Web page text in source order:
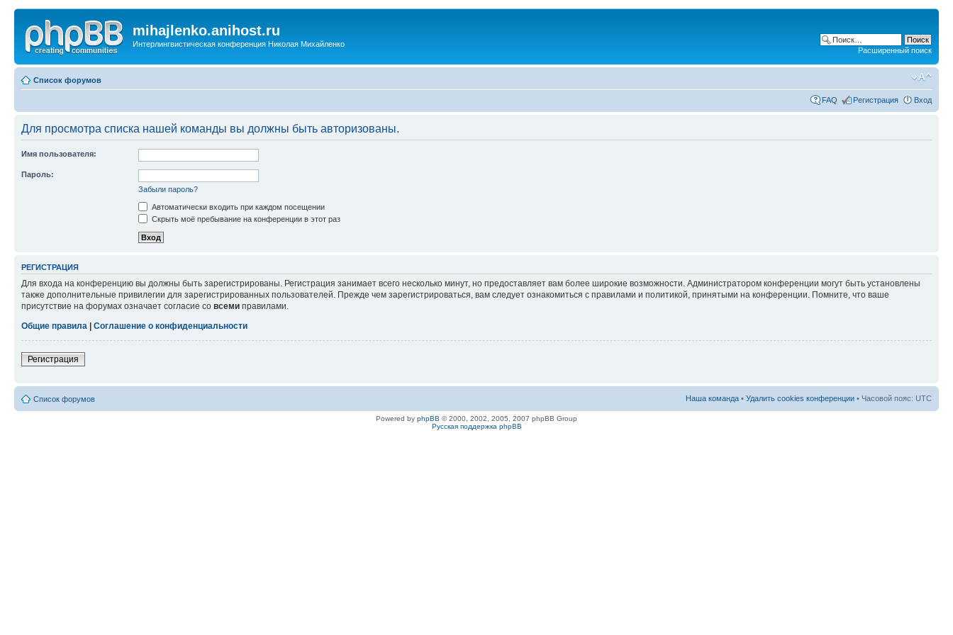
mihajlenko.anihost.ru
Интерлингвистическая конференция Николая Михайленко
Расширенный поиск
Список форумов
FAQ Регистрация Вход
Для просмотра списка нашей команды вы должны быть авторизованы.
Имя пользователя:
Пароль:
Забыли пароль?
Автоматически входить при каждом посещении
Скрыть моё пребывание на конференции в этот раз
РЕГИСТРАЦИЯ
Для входа на конференцию вы должны быть зарегистрированы. Регистрация занимает всего несколько минут, но предоставляет вам более широкие возможности. Администратором конференции могут быть установлены
также дополнительные привилегии для зарегистрированных пользователей. Прежде чем зарегистрироваться, вам следует ознакомиться с правилами и политикой, принятыми на конференции. Помните, что ваше
присутствие на форумах означает согласие со всеми правилами.
Общие правила
Соглашение о конфиденциальности
Регистрация
Список форумов Наша команда • Удалить cookies конференции • Часовой пояс: UTC
Powered by phpBB © 2000, 2002, 2005, 2007 phpBB Group
Русская поддержка phpBB